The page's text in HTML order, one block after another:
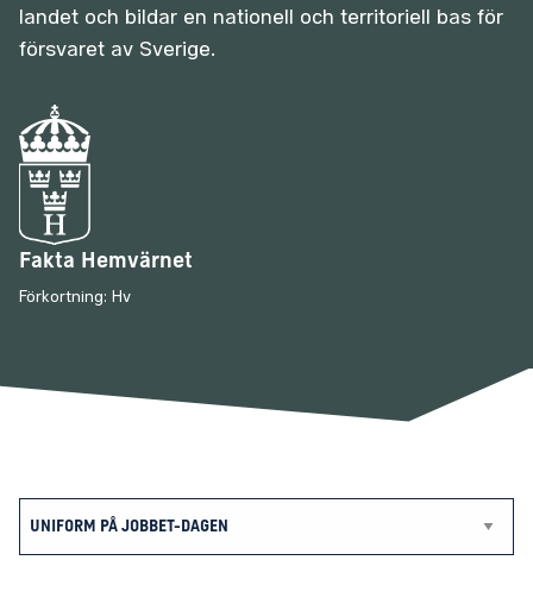
landet och bildar en nationell och territoriell bas för
försvaret av Sverige.
Fakta Hemvärnet
Förkortning: Hv